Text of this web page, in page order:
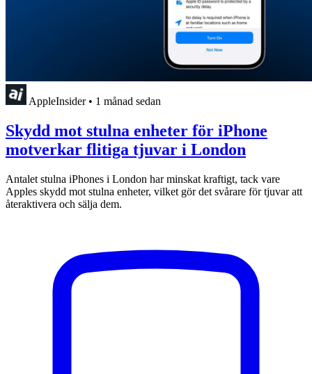
AppleInsider • 1 månad sedan
Skydd mot stulna enheter för iPhone
motverkar flitiga tjuvar i London
Antalet stulna iPhones i London har minskat kraftigt, tack vare
Apples skydd mot stulna enheter, vilket gör det svårare för tjuvar att
återaktivera och sälja dem.